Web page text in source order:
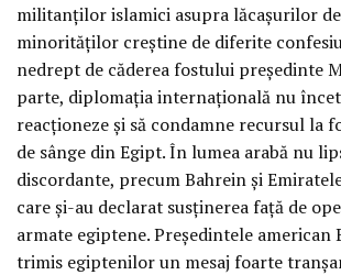
militanţilor islamici asupra lăcaşurilor
minorităţilor creştine de diferite
nedrept de căderea fostului preşedinte
parte, diplomaţia internaţională nu
reacţioneze şi să condamne recursul la
de sânge din Egipt. În lumea arabă nu
discordante, precum Bahrein şi
care şi-au declarat susţinerea faţă de
armate egiptene. Preşedintele american
trimis egiptenilor un mesaj foarte